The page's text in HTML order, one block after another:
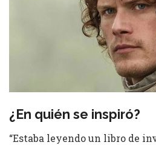
¿En quién se inspiró?
“Estaba leyendo un libro de